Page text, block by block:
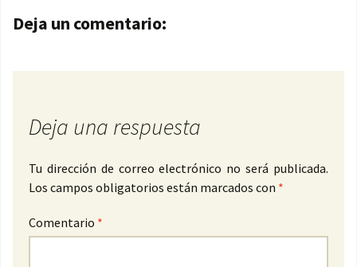
Navegación de entradas
Deja un comentario:
Deja una respuesta
Tu dirección de correo electrónico no será publicada.
Los campos obligatorios están marcados con *
Comentario *